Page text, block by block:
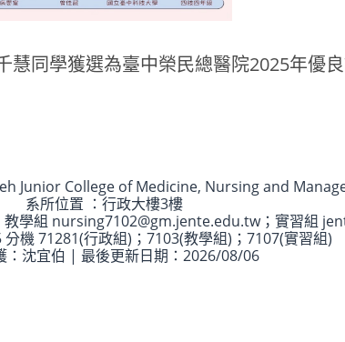
慧同學獲選為臺中榮民總醫院2025年優
Junior College of Medicine, Nursing and
系所位置 ：行政大樓3樓
學組 nursing7102@gm.jente.edu.tw；實習組
機 71281(行政組)；7103(教學組)；7107(實習組)
：沈宜伯 | 最後更新日期：2026/08/06